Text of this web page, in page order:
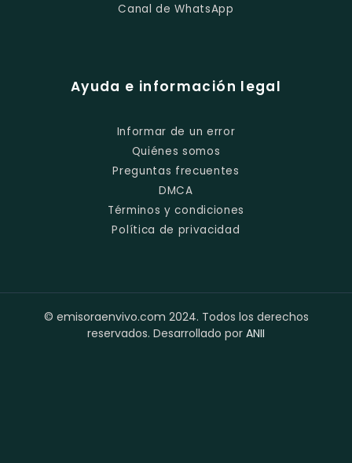
Canal de WhatsApp
Ayuda e información legal
Informar de un error
Quiénes somos
Preguntas frecuentes
DMCA
Términos y condiciones
Política de privacidad
© emisoraenvivo.com 2024. Todos los derechos
reservados. Desarrollado por ANII